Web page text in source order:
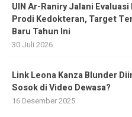
UIN Ar-Raniry Jalani
Prodi Kedokteran, Target
Baru Tahun Ini
30 Juli 2026
Link Leona Kanza Blunder
Sosok di Video Dewasa?
16 Desember 2025